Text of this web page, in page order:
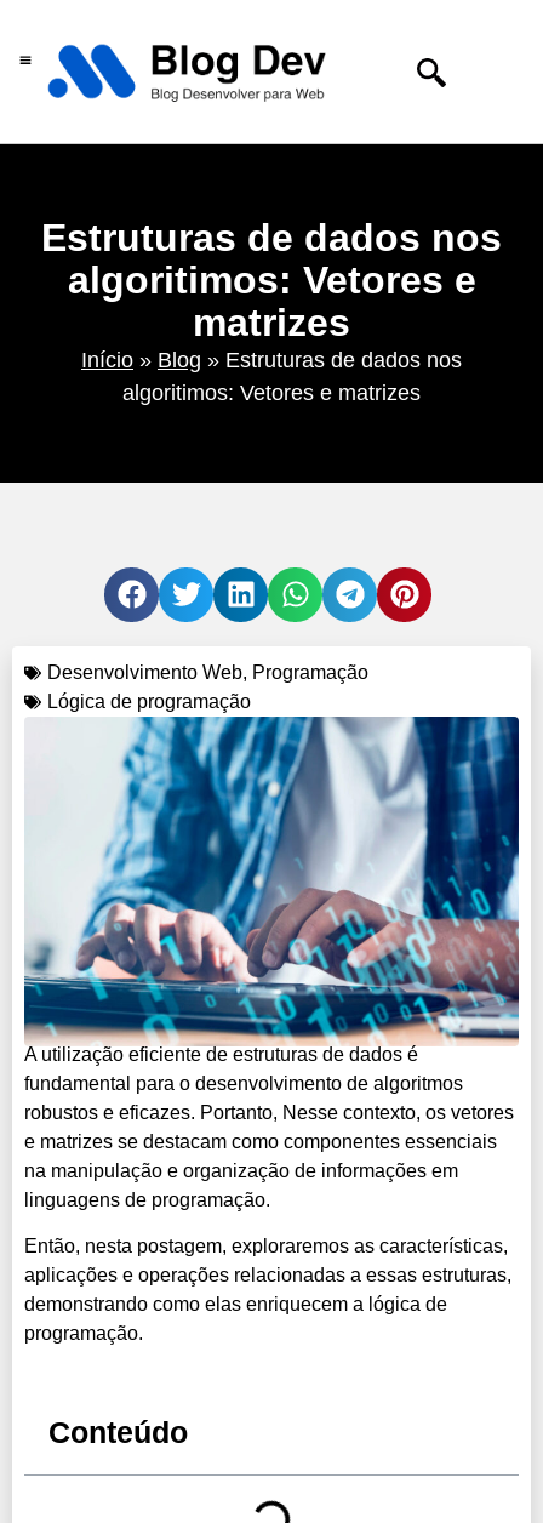
Estruturas de dados nos
algoritimos: Vetores e
matrizes
Início » Blog » Estruturas de dados nos
algoritimos: Vetores e matrizes
Desenvolvimento Web, Programação
Lógica de programação
A utilização eficiente de estruturas de dados é
fundamental para o desenvolvimento de algoritmos
robustos e eficazes. Portanto, Nesse contexto, os vetores
e matrizes se destacam como componentes essenciais
na manipulação e organização de informações em
linguagens de programação.
Então, nesta postagem, exploraremos as características,
aplicações e operações relacionadas a essas estruturas,
demonstrando como elas enriquecem a lógica de
programação.
Conteúdo